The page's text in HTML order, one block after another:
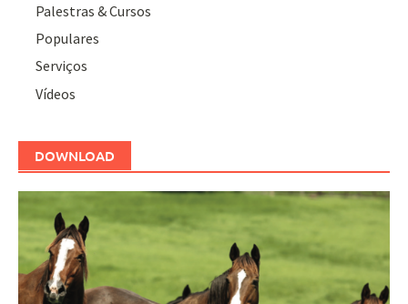
Palestras & Cursos
Populares
Serviços
Vídeos
DOWNLOAD